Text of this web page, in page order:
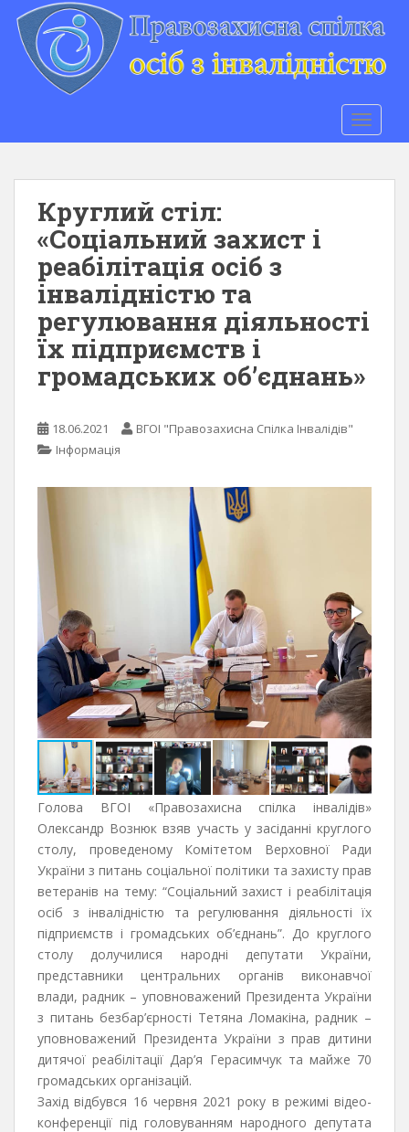
Круглий стіл:
«Соціальний захист і
реабілітація осіб з
інвалідністю та
регулювання діяльності
їх підприємств і
громадських об’єднань»
18.06.2021
ВГОІ "Правозахисна Спілка Інвалідів"
Інформація
Голова ВГОІ «Правозахисна спілка інвалідів»
Олександр Вознюк взяв участь у засіданні круглого
столу, проведеному Комітетом Верховної Ради
України з питань соціальної політики та захисту прав
ветеранів на тему: “Соціальний захист і реабілітація
осіб з інвалідністю та регулювання діяльності їх
підприємств і громадських об’єднань”. До круглого
столу долучилися народні депутати України,
представники центральних органів виконавчої
влади, радник – уповноважений Президента України
з питань безбар’єрності Тетяна Ломакіна, радник –
уповноважений Президента України з прав дитини
дитячої реабілітації Дар’я Герасимчук та майже 70
громадських організацій.
Захід відбувся 16 червня 2021 року в режимі відео-
конференції під головуванням народного депутата